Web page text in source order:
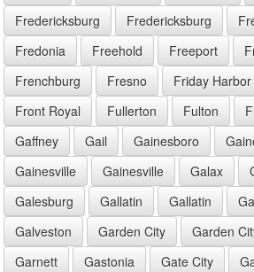
Fredericksburg
Fredericksburg
Fredonia
Freehold Freeport
Frenchburg
Fresno Friday Harbor
Front Royal
Fullerton Fulton
Gaffney
Gail Gainesboro
Gainesville
Gainesville Galax
Galesburg
Gallatin Gallatin
Galveston
Garden City Garden
Garnett
Gastonia Gate City